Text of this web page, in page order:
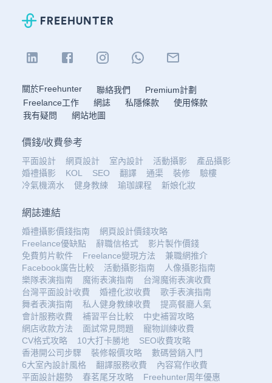
關於Freehunter 聯絡我們
Premium計劃
Freelance工作
網誌 私隱條款
使用條款
我有疑問
網站地圖
價錢/收費參考
平面設計 網頁設計 室內設計 活動攝影
產品攝影
婚禮攝影
KOL SEO 翻譯 通渠 裝修
驗樓
冷氣機滴水
健身教練 瑜珈課程 新娘化妝
網誌連結
婚禮攝影價錢指南
網頁設計價錢攻略
Freelance優缺點
辭職信格式
影片製作價錢
免費剪片軟件
Freelance變現方法
兼職網推介
Facebook廣告比較
活動攝影指南
人像攝影指南
樂隊表演指南
魔術表演指南
台灣魔術表演收費
台灣平面設計收費
婚禮化妝收費
歌手表演指南
舞者表演指南
私人健身教練收費
提高餐廳人氣
會計服務收費
補習平台比較
中史補習攻略
網店收款方法
面試常見問題
寵物訓練收費
CV格式攻略
10大打卡勝地
SEO收費攻略
香港開公司步驟
裝修報價攻略
數碼營銷入門
6大室內設計風格
翻譯服務收費
內容寫作收費
平面設計趨勢
春茗尾牙攻略
Freehunter周年優惠